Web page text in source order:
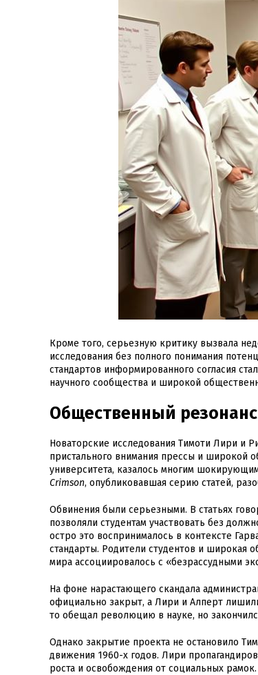
Кроме того, серьезную критику вызвала
исследования без полного понимания
стандартов информированного согласия
научного сообщества и широкой
Общественный
Новаторские исследования Тимоти Лири и
пристального внимания прессы и широкой
университета, казалось многим
Crimson, опубликовавшая серию статей,
Обвинения были серьезными. В статьях
позволяли студентам участвовать без
остро это воспринималось в контексте
стандарты. Родители студентов и широкая
мира ассоциировалось с «безрассудными
На фоне нарастающего скандала
официально закрыт, а Лири и Алперт
то обещал революцию в науке, но
Однако закрытие проекта не остановило
движения 1960-х годов. Лири
роста и освобождения от социальных